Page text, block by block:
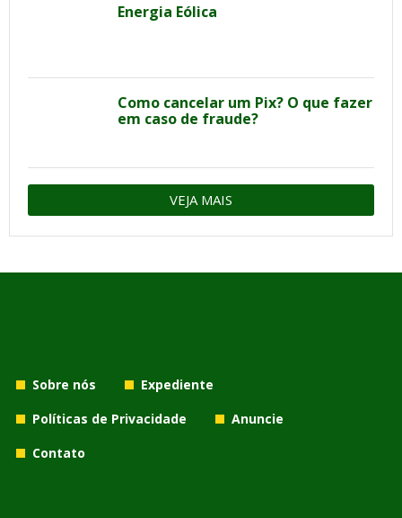
Energia Eólica
Como cancelar um Pix? O que fazer
em caso de fraude?
VEJA MAIS
Sobre nós
Expediente
Políticas de Privacidade
Anuncie
Contato